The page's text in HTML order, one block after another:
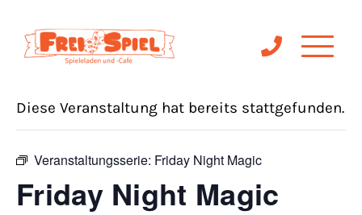
« Alle Veranstaltungen
Diese Veranstaltung hat bereits stattgefunden.
Veranstaltungsserie: Friday Night Magic
Friday Night Magic